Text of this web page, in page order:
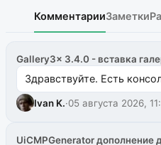
КомментарииЗаметки
Gallery3x 3.4.0 - вставка
Здравствуйте. Есть
Ivan K.·05 августа 2026,
UiCMPGenerator дополнение